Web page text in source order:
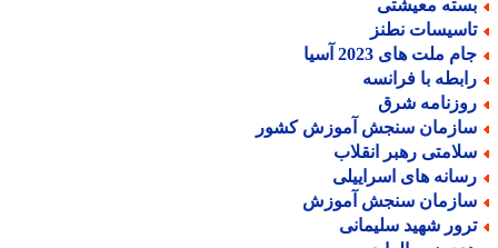
معیشتی
نطنز
ملت های 2023 آسیا
با فرانسه
شرق
سنجش آموزش کشور
رهبر انقلاب
های اسراییلی
سنجش آموزش
شهید سلیمانی